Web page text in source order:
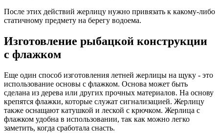
После этих действий жерлицу нужно привязать к какому-либо
статичному предмету на берегу водоема.
Изготовление рыбацкой конструкции
с флажком
Еще один способ изготовления летней жерлицы на щуку - это
использование основы с флажком. Основа может быть
сделана из дерева или других прочных материалов. На основу
крепятся флажки, которые служат сигнализацией. Жерлицу
также оснащают катушкой и леской с крючком. Жерлица с
флажком удобна в использовании, так как можно легко
заметить, когда сработала снасть.